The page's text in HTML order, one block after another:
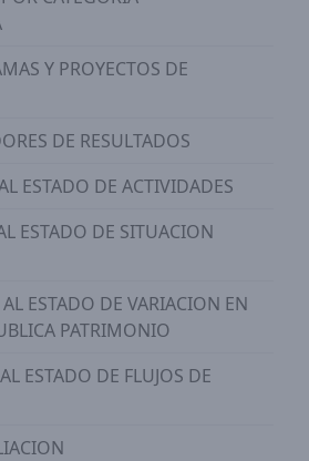
Y PROYECTOS DE
DE RESULTADOS
ESTADO DE ACTIVIDADES
ESTADO DE SITUACION
ESTADO DE VARIACION EN
PATRIMONIO
ESTADO DE FLUJOS DE